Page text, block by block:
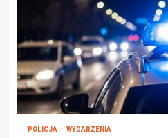
POLICJA WYDARZENIA